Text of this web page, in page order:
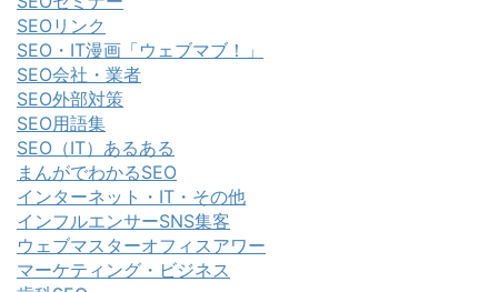
SEOリンク
SEO・IT漫画「ウェブマブ！」
SEO会社・業者
SEO外部対策
SEO用語集
SEO（IT）あるある
まんがでわかるSEO
インターネット・IT・その他
インフルエンサーSNS集客
ウェブマスターオフィスアワー
マーケティング・ビジネス